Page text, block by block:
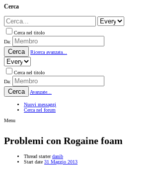
Cerca
Cerca nel titolo
Da:
Cerca Ricerca avanzata...
Cerca nel titolo
Da:
Cerca Avanzate...
Nuovi messaggi
Cerca nel forum
Menu
Problemi con Rogaine foam
Thread starter danib
Start date 31 Maggio 2013